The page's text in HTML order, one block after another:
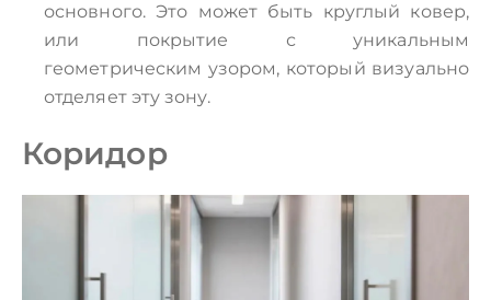
основного. Это может быть круглый ковер,
или покрытие с уникальным
геометрическим узором, который визуально
отделяет эту зону.
Коридор